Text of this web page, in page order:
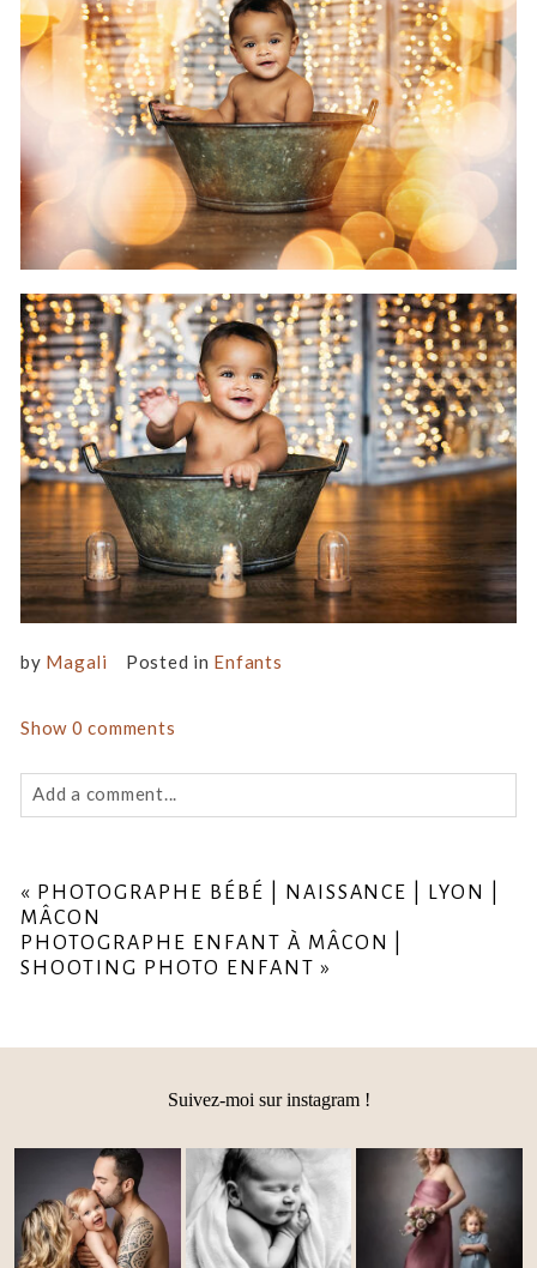
by Magali Posted in Enfants
Show 0 comments
Add a comment...
are marked *
« PHOTOGRAPHE BÉBÉ | NAISSANCE | LYON |
MÂCON
PHOTOGRAPHE ENFANT À MÂCON |
SHOOTING PHOTO ENFANT »
Suivez-moi sur instagram !